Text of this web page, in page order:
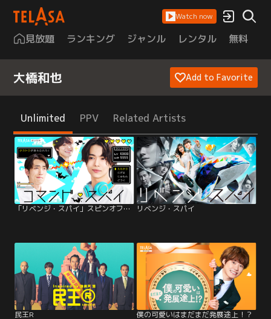
Watch now
見放題 ランキング ジャンル レンタル 無料
大橋和也 Add to Favorite
Unlimited PPV Related Artists
「リベンジ・スパイ」スピンオフドラマ「コマンド・スパイ」 リベンジ・スパイ
民王R 僕の可愛いはまだまだ発展途上！？